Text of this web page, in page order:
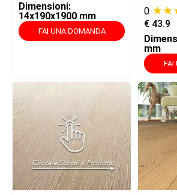
Dimensioni:
14x190x1900 mm
FAI UNA DOMANDA
0
€ 43.9
mm
FAI